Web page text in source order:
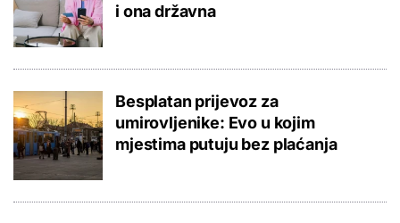
i ona državna
Besplatan prijevoz za
umirovljenike: Evo u kojim
mjestima putuju bez plaćanja